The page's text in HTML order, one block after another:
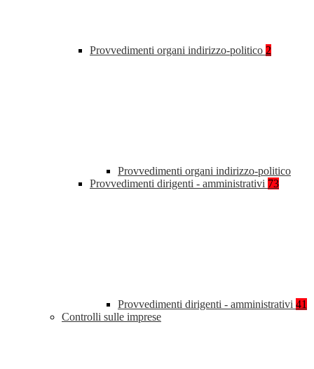
Provvedimenti organi indirizzo-politico 2
Provvedimenti organi indirizzo-politico
Provvedimenti dirigenti - amministrativi 73
Provvedimenti dirigenti - amministrativi 41
Controlli sulle imprese